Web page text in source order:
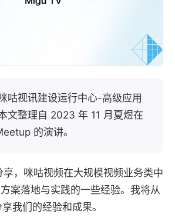
咕视讯建设运行中心-高级应用
文整理自 2023 年 11 月夏煜在
的演讲。
，咪咕视频在大规模视频业务类中
案落地与实践的一些经验。我将从
我们的经验和成果。